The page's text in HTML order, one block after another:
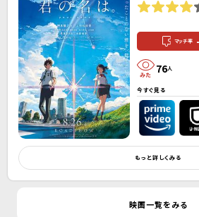
マッチ率 -
76人
今すぐ見る
もっと詳しくみる
映画一覧をみる